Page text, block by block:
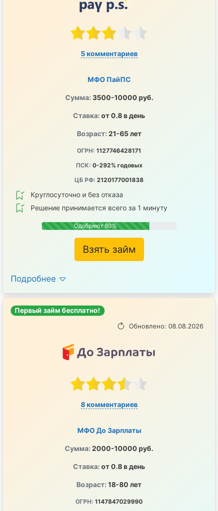
5 комментариев
МФО ПайПС
Сумма: 3500-10000 руб.
Ставка: от 0.8 в день
Возраст: 21-65 лет
ОГРН: 1127746428171
ПСК: 0-292% годовых
ЦБ РФ: 2120177001838
Круглосуточно и без отказа
Решение принимается всего за 1 минуту
Одобряют 80%
Взять займ
Подробнее
Первый займ бесплатно!
Обновлено: 08.08.2026
8 комментариев
МФО До Зарплаты
Сумма: 2000-10000 руб.
Ставка: от 0.8 в день
Возраст: 18-80 лет
ОГРН: 1147847029990